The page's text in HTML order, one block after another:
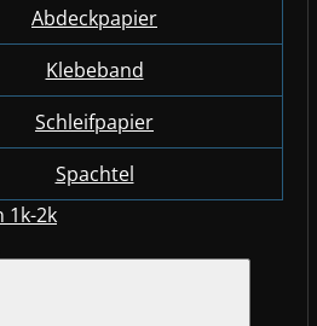
Abdeckpapier
Klebeband
Schleifpapier
Spachtel
1k-2k